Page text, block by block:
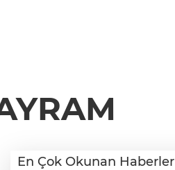
En Çok Okunan Haberler